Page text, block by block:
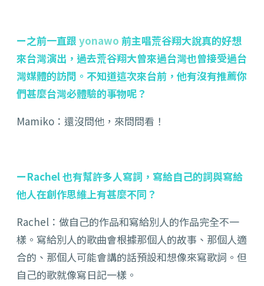
ー之前一直跟 yonawo 前主唱荒谷翔大說真的好想
來台灣演出，過去荒谷翔大曾來過台灣也曾接受過台
灣媒體的訪問。不知道這次來台前，他有沒有推薦你
們甚麼台灣必體驗的事物呢？
Mamiko：還沒問他，來問問看！
ーRachel 也有幫許多人寫詞，寫給自己的詞與寫給
他人在創作思維上有甚麼不同？
Rachel：做自己的作品和寫給別人的作品完全不一
樣。寫給別人的歌曲會根據那個人的故事、那個人適
合的、那個人可能會講的話預設和想像來寫歌詞。但
自己的歌就像寫日記一樣。